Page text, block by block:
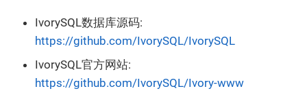
IvorySQL数据库源码:
https://github.com/IvorySQL/IvorySQL
IvorySQL官方网站:
https://github.com/IvorySQL/Ivory-www